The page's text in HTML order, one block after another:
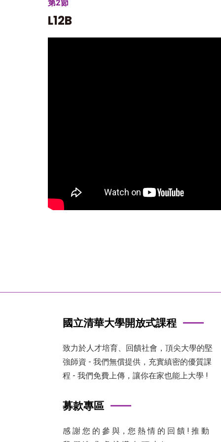
第2節
L12B
國立清華大學開放式課程
致力於人才培育、回饋社會，頂尖大學的堅
強師資 - 我們無償提供，充實縝密的優質課
程 - 我們免費上傳，讓你在家也能上大學 !
募款專區
感 謝 您 的 參 與，您 熱 情 的 回 饋 ! 推 動